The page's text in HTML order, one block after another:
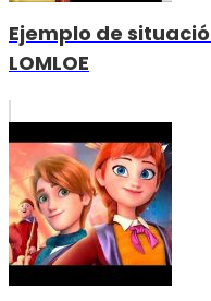
Ejemplo de
LOMLOE